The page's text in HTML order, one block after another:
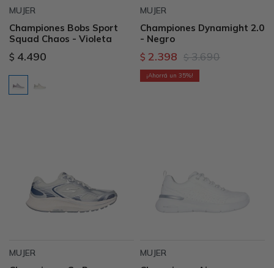
MUJER
Championes Bobs Sport
Squad Chaos - Violeta
$ 4.490
MUJER
Championes Dynamight 2.0
- Negro
$ 2.398 $ 3.690
35
MUJER MUJER